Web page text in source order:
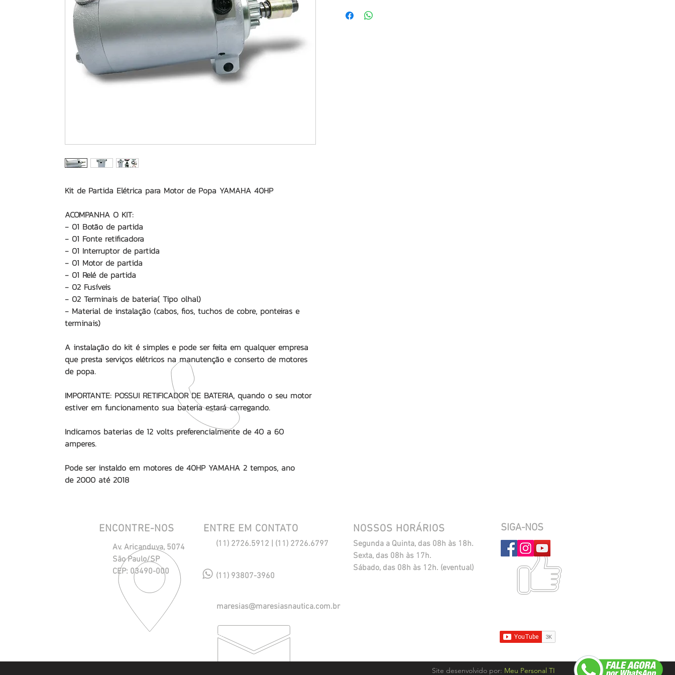
Kit de Partida Elétrica para Motor de Popa YAMAHA 40HP
ACOMPANHA O KIT:
- 01 Botão de partida
- 01 Fonte retificadora
- 01 Interruptor de partida
- 01 Motor de partida
- 01 Relé de partida
- 02 Fusíveis
- 02 Terminais de bateria( Tipo olhal)
- Material de instalação (cabos, fios, tuchos de cobre, ponteiras e
terminais)
A instalação do kit é simples e pode ser feita em qualquer empresa
que presta serviços elétricos na manutenção e conserto de motores
de popa.
IMPORTANTE: POSSUI RETIFICADOR DE BATERIA, quando o seu motor
estiver em funcionamento sua bateria estará carregando.
Indicamos baterias de 12 volts preferencialmente de 40 a 60
amperes.
Pode ser instaldo em motores de 40HP YAMAHA 2 tempos, ano
de 2000 até 2018
ENCONTRE-NOS
Av. Aricanduva, 5074
São Paulo/SP
CEP: 03490-000
ENTRE EM CONTATO
(11) 2726.5912 | (11) 2726.6797
(11) 93807-3960
maresias@maresiasnautica.com.br
NOSSOS HORÁRIOS
Segunda a Quinta, das 08h às 18h.
Sexta, das 08h às 17h.
​Sábado, das 08h às 12h. (eventual)
SIGA-NOS
Política de Privacidade
Site desenvolvido por: Meu Personal TI